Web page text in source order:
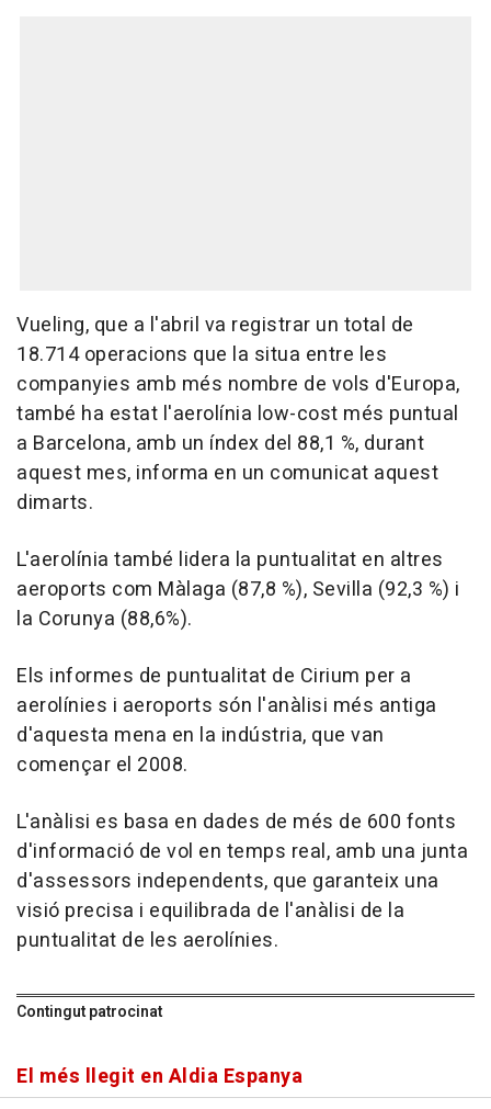
Vueling, que a l'abril va registrar un total de
18.714 operacions que la situa entre les
companyies amb més nombre de vols d'Europa,
també ha estat l'aerolínia low-cost més puntual
a Barcelona, amb un índex del 88,1 %, durant
aquest mes, informa en un comunicat aquest
dimarts.
L'aerolínia també lidera la puntualitat en altres
aeroports com Màlaga (87,8 %), Sevilla (92,3 %) i
la Corunya (88,6%).
Els informes de puntualitat de Cirium per a
aerolínies i aeroports són l'anàlisi més antiga
d'aquesta mena en la indústria, que van
començar el 2008.
L'anàlisi es basa en dades de més de 600 fonts
d'informació de vol en temps real, amb una junta
d'assessors independents, que garanteix una
visió precisa i equilibrada de l'anàlisi de la
puntualitat de les aerolínies.
Contingut patrocinat
El més llegit en Aldia Espanya